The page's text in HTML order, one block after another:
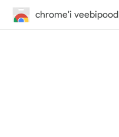
chrome'i veebipood